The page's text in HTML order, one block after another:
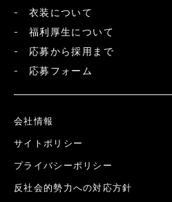
衣装について
福利厚生について
応募から採用まで
応募フォーム
会社情報
サイトポリシー
プライバシーポリシー
反社会的勢力への対応方針